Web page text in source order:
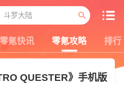
零氪快讯 零氪攻略 排行
QUESTER》手机版